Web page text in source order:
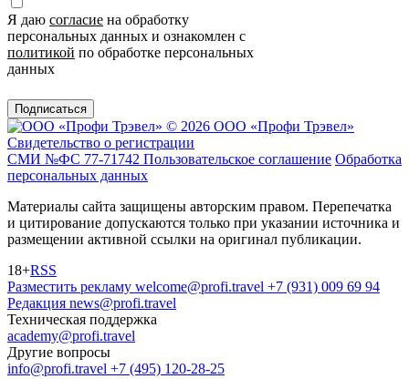
Я даю согласие на обработку
персональных данных и ознакомлен с
политикой по обработке персональных
данных
Подписаться
© 2026 ООО «Профи Трэвeл»
Свидетельство о регистрации
СМИ №ФС 77-71742 Пользовательское соглашение Обработка
персональных данных
Материалы сайта защищены авторским правом. Перепечатка
и цитирование допускаются только при указании источника и
размещении активной ссылки на оригинал публикации.
18+RSS
Разместить рекламу welcome@profi.travel +7 (931) 009 69 94
Редакция news@profi.travel
Техническая поддержка
academy@profi.travel
Другие вопросы
info@profi.travel +7 (495) 120-28-25